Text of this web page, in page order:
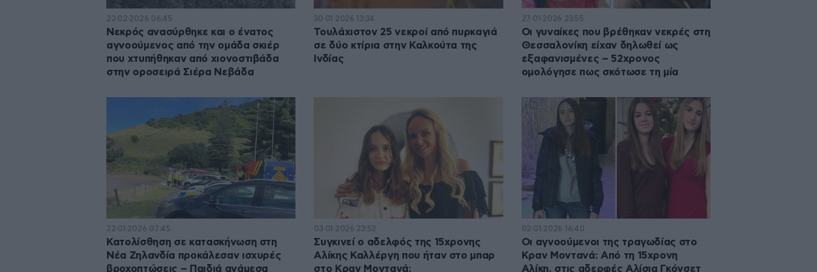
22·02·2026 06:45
Νεκρός ανασύρθηκε και ο ένατος
αγνοούμενος από την ομάδα σκιέρ
που χτυπήθηκαν από χιονοστιβάδα
στην οροσειρά Σιέρα Νεβάδα
30·01·2026 13:34
Τουλάχιστον 25 νεκροί από πυρκαγιά
σε δύο κτίρια στην Καλκούτα της
Ινδίας
27·01·2026 23:55
Οι γυναίκες που βρέθηκαν νεκρές στη
Θεσσαλονίκη είχαν δηλωθεί ως
εξαφανισμένες – 52χρονος
ομολόγησε πως σκότωσε τη μία
22·01·2026 07:45
Κατολίσθηση σε κατασκήνωση στη
Νέα Ζηλανδία προκάλεσαν ισχυρές
βροχοπτώσεις – Παιδιά ανάμεσα
03·01·2026 23:52
Συγκινεί ο αδελφός της 15χρονης
Αλίκης Καλλέργη που ήταν στο μπαρ
στο Κραν Μοντανά:
02·01·2026 16:40
Οι αγνοούμενοι της τραγωδίας στο
Κραν Μοντανά: Από τη 15χρονη
Αλίκη, στις αδερφές Αλίσια Γκόνσετ